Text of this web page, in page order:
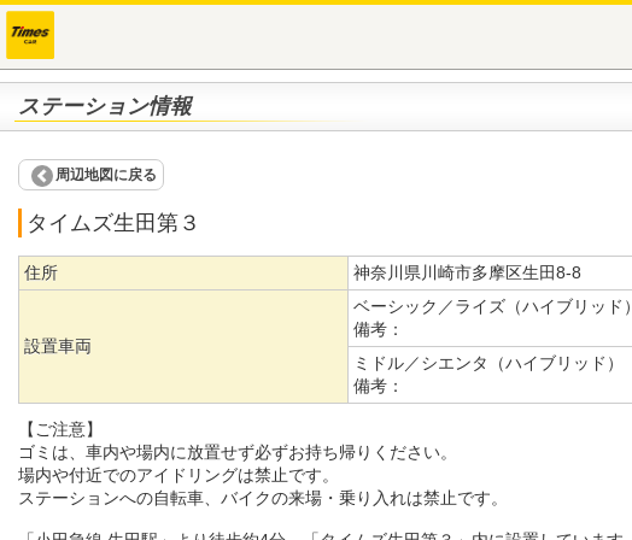
ステーション情報
周辺地図に戻る
タイムズ生田第３
住所 神奈川県川崎市多摩区生田8-8
設置車両
ベーシック／ライズ（ハイブリッド）
備考：
ミドル／シエンタ（ハイブリッド）
備考：
【ご注意】
ゴミは、車内や場内に放置せず必ずお持ち帰りください。
場内や付近でのアイドリングは禁止です。
ステーションへの自転車、バイクの来場・乗り入れは禁止です。